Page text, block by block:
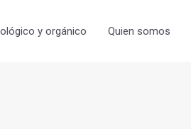
y orgánico Quien somos